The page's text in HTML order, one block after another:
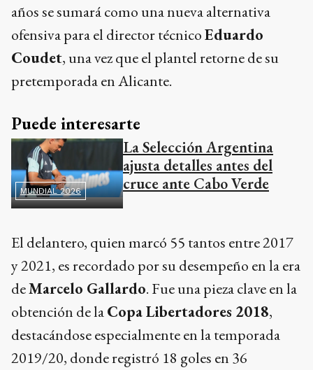
años se sumará como una nueva alternativa
ofensiva para el director técnicoEduardo
Coudet, una vez que el plantel retorne de su
pretemporada en Alicante.
Puede interesarte
MUNDIAL 2026
La Selección Argentina
ajusta detalles antes del
cruce ante Cabo Verde
El delantero, quien marcó 55 tantos entre 2017
y 2021, es recordado por su desempeño en la era
deMarcelo Gallardo. Fue una pieza clave en la
obtención de laCopa Libertadores 2018,
destacándose especialmente en la temporada
2019/20, donde registró 18 goles en 36